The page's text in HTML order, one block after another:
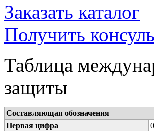
Заказать каталог
Получить
Таблица
защиты
Составляющая обозначения
Первая цифра
0